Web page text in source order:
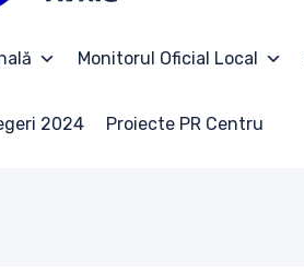
Monitorul Oficial Local
2024 Proiecte PR Centru